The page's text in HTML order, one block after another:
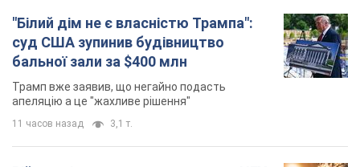
"Білий дім не є власністю Трампа":
суд США зупинив будівництво
бальної зали за $400 млн
Трамп вже заявив, що негайно подасть
апеляцію а це "жахливе рішення"
11 часов назад 3,1 т.